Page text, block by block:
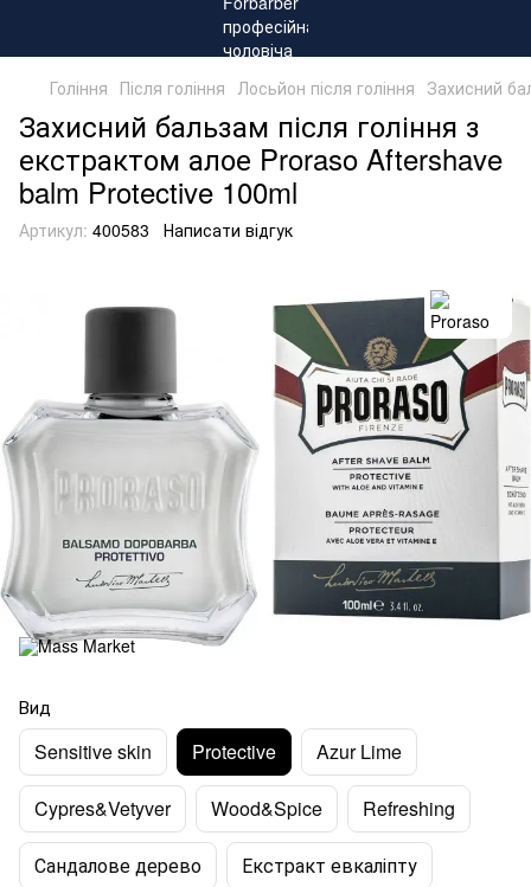
Гоління Після гоління Лосьйон після гоління Захисний
Захисний бальзам після гоління з
екстрактом алое Proraso Aftershave
balm Protective 100ml
Артикул: 400583 Написати відгук
Вид
Sensitive skin Protective Azur Lime
Cypres&Vetyver Wood&Spice Refreshing
Сандалове дерево Екстракт евкаліпту